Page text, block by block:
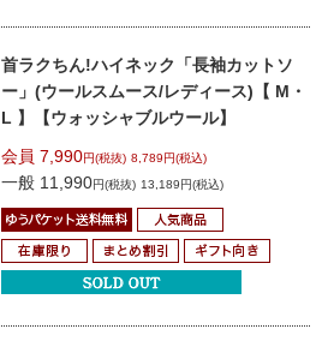
首ラクちん!ハイネック「長袖カットソ
ー」(ウールスムース/レディース)【 M・
L 】
【ウォッシャブルウール】
会員 7,990円(税抜) 8,789円(税込)
一般 11,990円(税抜) 13,189円(税込)